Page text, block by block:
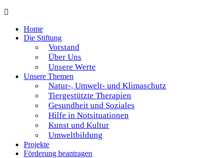
Home
Die Stiftung
Vorstand
Über Uns
Unsere Werte
Unsere Themen
Natur-, Umwelt- und Klimaschutz
Tiergestützte Therapien
Gesundheit und Soziales
Hilfe in Notsituationen
Kunst und Kultur
Umweltbildung
Projekte
Förderung beantragen